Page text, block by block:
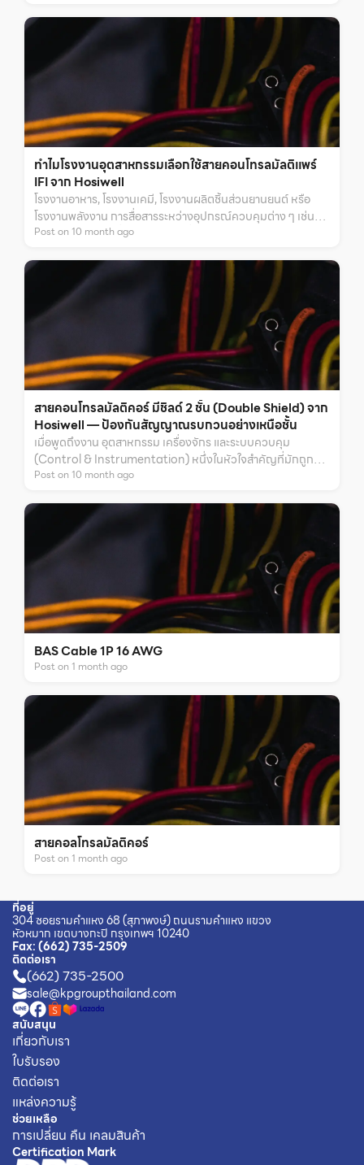
ทำไมโรงงานอุตสาหกรรมเลือกใช้สายคอนโทรลมัลติแพร์
IFI จาก Hosiwell
โรงงานอาหาร, โรงงานเคมี, โรงงานผลิตชิ้นส่วนยานยนต์ หรือ
โรงงานพลังงาน การสื่อสารระหว่างอุปกรณ์ควบคุมต่าง ๆ เช่น
PLC, DCS และเครื่องจักรเป็นสิ่งที่ต้อง แม่นยำ รวดเร็ว และไม่ถูก
เครื่องจักรหยุดชะงัก เสียเวลา และสร้างความเสียหายมหาศาล นี่
คือเหตุผลที่หลายโรงงานเลือกใช้ สายคอนโทรลมัลติแพร์ มีชิลด์
แบบ Individual Foil (IFI) จาก Hosiwell ในการแก้ปัญหา
Post on 10 month ago
สายคอนโทรลมัลติคอร์ มีชิลด์ 2 ชั้น (Double Shield) จาก
Hosiwell — ป้องกันสัญญาณรบกวนอย่างเหนือชั้น
เมื่อพูดถึงงาน อุตสาหกรรม เครื่องจักร และระบบควบคุม
(Control & Instrumentation) หนึ่งในหัวใจสำคัญที่มักถูก
มองข้ามคือ สายคอนโทรล (Control Cable) โดยเฉพาะในสภาพ
ไม่เหมาะสม อาจทำให้เครื่องจักรทำงานผิดพลาด ข้อมูลผิดเพี้ยน
หรือระบบหยุดชะงักได้
Post on 10 month ago
BAS Cable 1P 16 AWG
Post on 1 month ago
สายคอลโทรลมัลติคอร์
Post on 1 month ago
ที่อยู่
304 ซอยรามคำแหง 68 (สุภาพงษ์) ถนนรามคำแหง แขวง
หัวหมาก เขตบางกะปิ กรุงเทพฯ 10240
Fax:(662) 735-2509
ติดต่อเรา
(662) 735-2500
sale@kpgroupthailand.com
สนับสนุน
เกี่ยวกับเรา
ใบรับรอง
ติดต่อเรา
แหล่งความรู้
ช่วยเหลือ
การเปลี่ยน คืน เคลมสินค้า
Certification Mark